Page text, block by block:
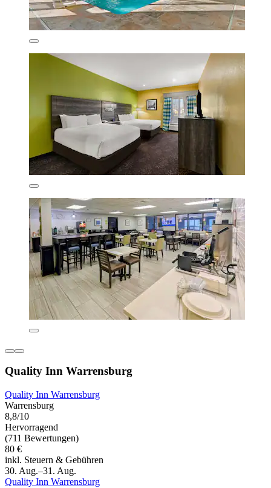
Quality Inn Warrensburg
Quality Inn Warrensburg
Warrensburg
8,8/10
Hervorragend
(711 Bewertungen)
80 €
inkl. Steuern & Gebühren
30. Aug.–31. Aug.
Quality Inn Warrensburg